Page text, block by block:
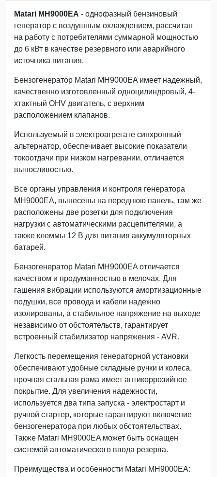
Matari MH9000EA - однофазный бензиновый
генератор с воздушным охлаждением, рассчитан
на работу с потребителями суммарной мощностью
до 6 кВт в качестве резервного или аварийного
источника питания.
Бензогенератор Matari MH9000EA имеет надежный,
качественно изготовленный одноцилиндровый, 4-
хтактный OHV двигатель, с верхним
расположением клапанов.
Используемый в электроагрегате синхронный
альтернатор, обеспечивает высокие показатели
токоотдачи при низком нагревании, отличается
выносливостью.
Все органы управления и контроля генератора
MH9000EA, вынесены на переднюю панель, там же
расположены две розетки для подключения
нагрузки с автоматическими расцепителями, а
также клеммы 12 В для питания аккумуляторных
батарей.
Бензогенератор Matari MH9000EA отличается
качеством и продуманностью в мелочах. Для
гашения вибрации используются амортизационные
подушки, все провода и кабели надежно
изолированы, а стабильное напряжение на выходе
независимо от обстоятельств, гарантирует
встроенный стабилизатор напряжения - AVR.
Легкость перемещения генераторной установки
обеспечивают удобные складные ручки и колеса,
прочная стальная рама имеет антикоррозийное
покрытие. Для увеличения надежности,
используется два типа запуска - электростарт и
ручной стартер, которые гарантируют включение
бензогенератора при любых обстоятельствах.
Также Matari MH9000EA может быть оснащен
системой автоматического ввода резерва.
Преимущества и особенности Matari MH9000EA: